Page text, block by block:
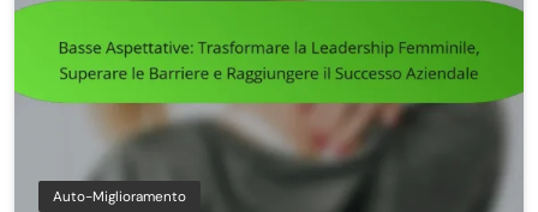
Auto-Miglioramento